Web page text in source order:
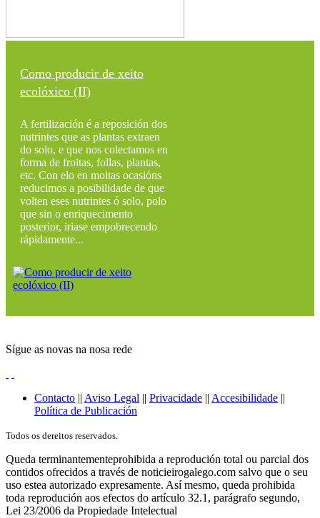
Como producir de xeito
ecolóxico (II)
A fertilización é a reposición dos
nutrintes que as plantas extraen
do solo, e que nos colectamos en
forma de froitas, follas, plantas,
etc. Con elo en moitas ocasións
reducimos a posibilidade de que
volten eses nutrintes ó solo, polo
que sin o enriquecimento
posterior, iriase empobrecendo
rápidamente...
Sígue as novas na nosa rede
Contacto || Aviso Legal || Privacidade || Accesibilidade ||
Política de Publicación
Todos os dereitos reservados.
Queda terminantementeprohibida a reprodución total ou parcial dos
contidos ofrecidos a través de noticieirogalego.com salvo que o seu
uso estea autorizado expresamente. Así mesmo, queda prohibida
toda reprodución aos efectos do artículo 32.1, parágrafo segundo,
Lei 23/2006 da Propiedade Intelectual